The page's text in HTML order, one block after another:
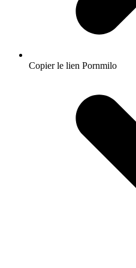
Copier le lien Pornmilo